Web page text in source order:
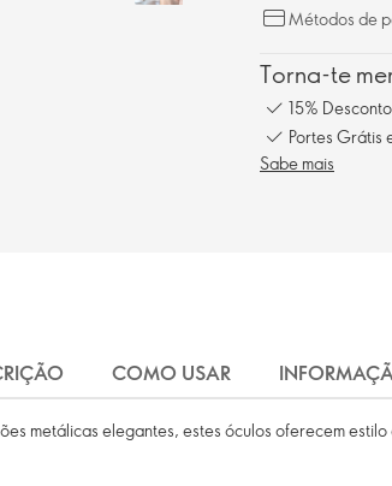
Métodos de
Torna-te
15%
Portes Grátis
Sabe mais
COMO USAR
metálicas elegantes, estes óculos oferecem